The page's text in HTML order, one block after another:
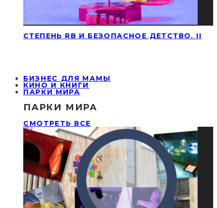
СТЕПЕНЬ RB И БЕЗОПАСНОЕ ДЕТСТВО. II
БИЗНЕС ДЛЯ МАМЫ
КИНО И КНИГИ
ПАРКИ МИРА
ПАРКИ МИРА
СМОТРЕТЬ ВСЕ